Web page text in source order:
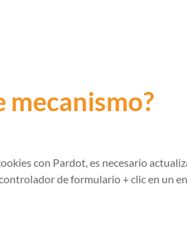
mecanismo?
con Pardot, es necesario
de formulario + clic en un